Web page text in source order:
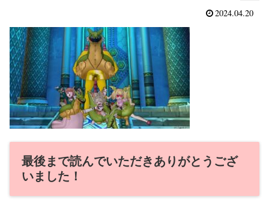
2024.04.20
最後まで読んでいただきありがとうござ
いました！